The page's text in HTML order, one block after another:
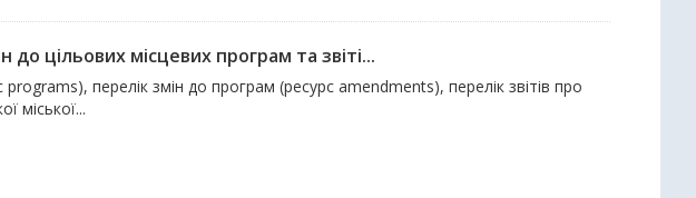
цільових місцевих програм та звіті...
перелік змін до програм (ресурс amendments), перелік звітів про
міської...